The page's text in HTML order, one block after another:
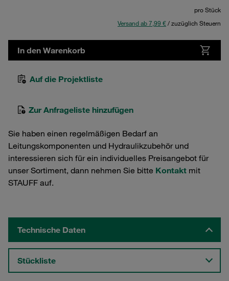
pro Stück
Versand ab 7,99 €/ zuzüglich Steuern
In den Warenkorb
Auf die Projektliste
Zur Anfrageliste hinzufügen
Sie haben einen regelmäßigen Bedarf an
Leitungskomponenten und Hydraulikzubehör und
interessieren sich für ein individuelles Preisangebot für
unser Sortiment, dann nehmen Sie bitte Kontakt mit
STAUFF auf.
Technische Daten
Stückliste